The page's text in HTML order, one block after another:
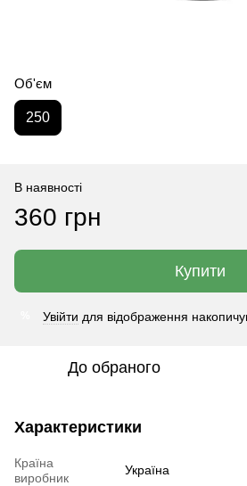
Об'єм
250
В наявності
360 грн
Купити
Увійти для відображення
До обраного
Характеристики
Країна
виробник
Україна